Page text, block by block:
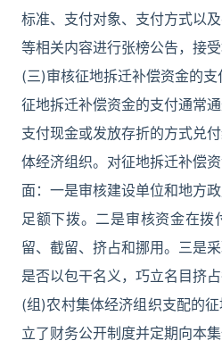
标准、支付对象、支付方式以
等相关内容进行张榜公告，接受
(三)审核征地拆迁补偿资金的支
征地拆迁补偿资金的支付通常
支付现金或发放存折的方式兑
体经济组织。对征地拆迁补偿
面：一是审核建设单位和地方
足额下拨。二是审核资金在拨
留、截留、挤占和挪用。三是
是否以包干名义，巧立名目挤
(组)农村集体经济组织支配的
立了财务公开制度并定期向本